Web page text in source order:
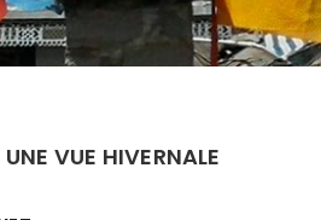
UNE VUE HIVERNALE